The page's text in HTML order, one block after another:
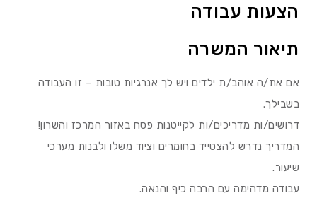
הצעות עבודה
תיאור המשרה
אם את/ה אוהב/ת ילדים ויש לך אנרגיות טובות – זו העבודה
בשבילך.
דרושים/ות מדריכים/ות לקייטנות פסח באזור המרכז והשרון!
המדריך נדרש להצטייד בחומרים וציוד משלו ולבנות מערכי
שיעור.
עבודה מדהימה עם הרבה כיף והנאה.